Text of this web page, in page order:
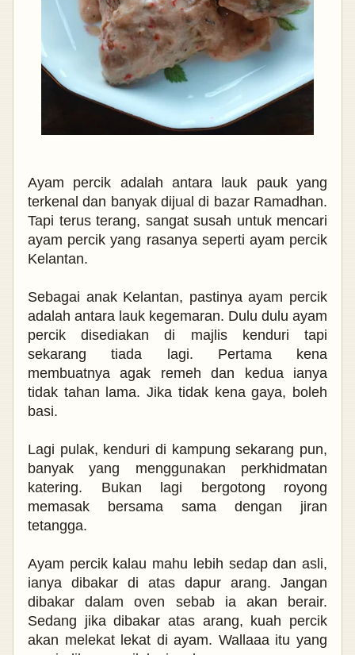
Ayam percik adalah antara lauk pauk yang
terkenal dan banyak dijual di bazar Ramadhan.
Tapi terus terang, sangat susah untuk mencari
ayam percik yang rasanya seperti ayam percik
Kelantan.
Sebagai anak Kelantan, pastinya ayam percik
adalah antara lauk kegemaran. Dulu dulu ayam
percik disediakan di majlis kenduri tapi
sekarang tiada lagi. Pertama kena
membuatnya agak remeh dan kedua ianya
tidak tahan lama. Jika tidak kena gaya, boleh
basi.
Lagi pulak, kenduri di kampung sekarang pun,
banyak yang menggunakan perkhidmatan
katering. Bukan lagi bergotong royong
memasak bersama sama dengan jiran
tetangga.
Ayam percik kalau mahu lebih sedap dan asli,
ianya dibakar di atas dapur arang. Jangan
dibakar dalam oven sebab ia akan berair.
Sedang jika dibakar atas arang, kuah percik
akan melekat lekat di ayam. Wallaaa itu yang